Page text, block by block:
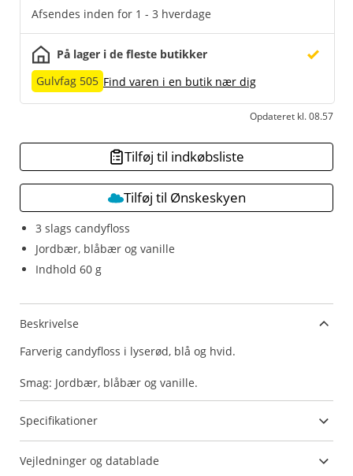
3 slags candyfloss
Jordbær, blåbær og vanille
Indhold 60 g
Afsendes inden for 1 - 3 hverdage
På lager i de fleste butikker
Gulvfag 505 Find varen i en butik nær dig
Opdateret kl. 08.57
Tilføj til indkøbsliste
Tilføj til Ønskeskyen
Beskrivelse
Farverig candyfloss i lyserød, blå og hvid.
Smag: Jordbær, blåbær og vanille.
Specifikationer
Vejledninger og datablade